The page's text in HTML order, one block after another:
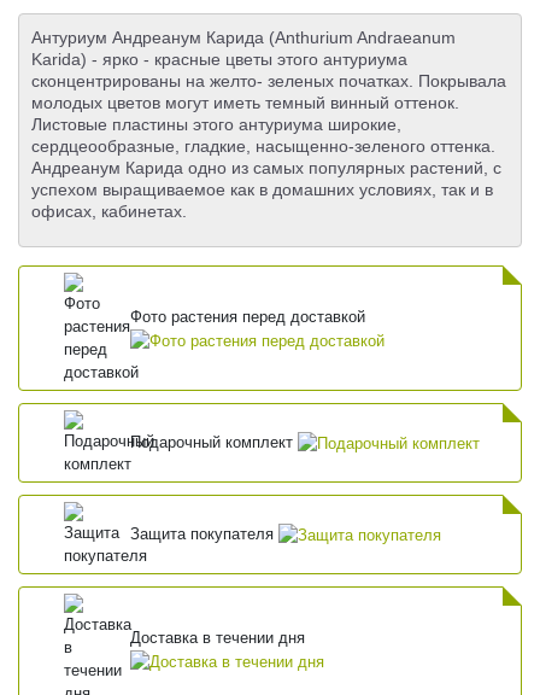
Антуриум Андреанум Карида (Anthurium Andraeanum
Karida) - ярко - красные цветы этого антуриума
сконцентрированы на желто- зеленых початках. Покрывала
молодых цветов могут иметь темный винный оттенок.
Листовые пластины этого антуриума широкие,
сердцеообразные, гладкие, насыщенно-зеленого оттенка.
Андреанум Карида одно из самых популярных растений, с
успехом выращиваемое как в домашних условиях, так и в
офисах, кабинетах.
Фото растения перед доставкой
Подарочный комплект
Защита покупателя
Доставка в течении дня